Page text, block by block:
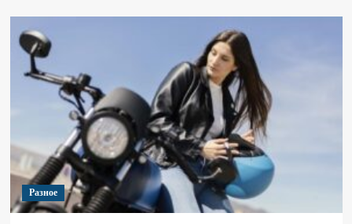
Разное